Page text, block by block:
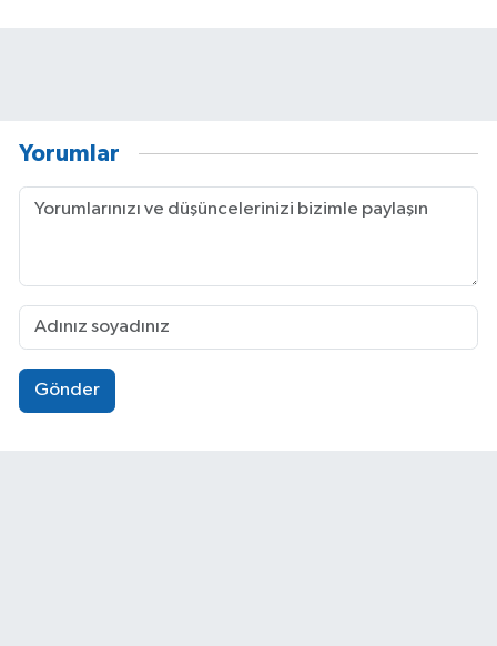
Yorumlar
Gönder